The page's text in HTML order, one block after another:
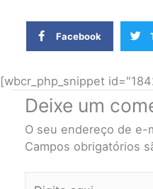
Facebook
[wbcr_php_snippet
Deixe um
O seu endereço de e-
Campos obrigatórios